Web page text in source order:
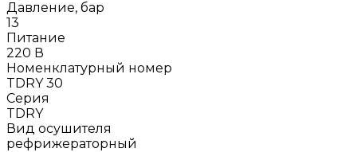
Давление, бар
13
Питание
220 В
Номенклатурный номер
TDRY 30
Серия
TDRY
Вид осушителя
рефрижераторный